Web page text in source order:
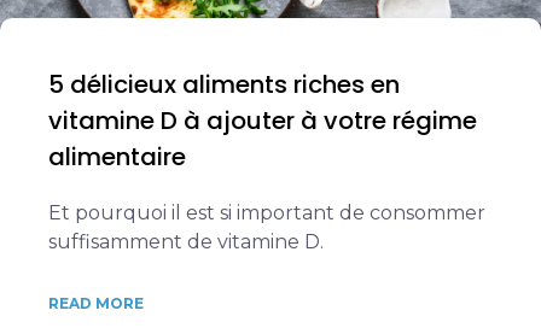
5 délicieux aliments riches en
vitamine D à ajouter à votre régime
alimentaire
Et pourquoi il est si important de consommer
suffisamment de vitamine D.
READ MORE